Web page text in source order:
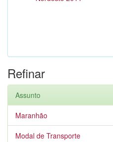
Refinar
Assunto
Maranhão
Modal de Transporte